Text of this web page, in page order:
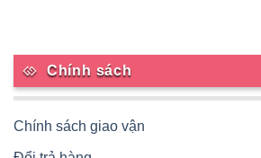
Chính sách
Chính sách giao vận